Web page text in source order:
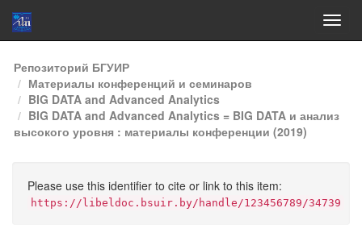
Skip
navigation
Репозиторий БГУИР
Материалы конференций и семинаров
BIG DATA and Advanced Analytics
BIG DATA and Advanced Analytics = BIG DATA и анализ
высокого уровня : материалы конференции (2019)
Please use this identifier to cite or link to this item:
https://libeldoc.bsuir.by/handle/123456789/34739